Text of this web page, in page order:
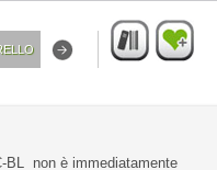
BL non è immediatamente